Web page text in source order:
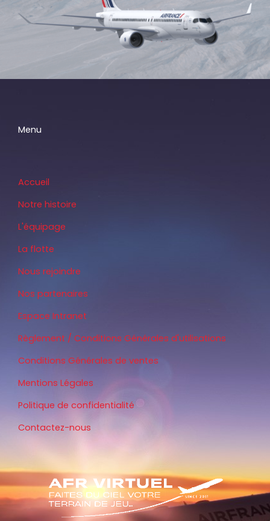
Menu
Accueil
Notre histoire
L'équipage
La flotte
Nous rejoindre
Nos partenaires
Espace Intranet
Règlement / Conditions Générales d'utilisations
Conditions Générales de ventes
Mentions Légales
Politique de confidentialité
Contactez-nous